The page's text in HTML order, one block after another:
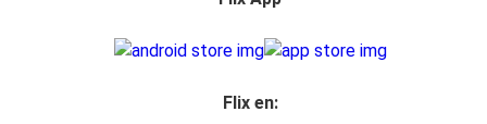
Flix en: